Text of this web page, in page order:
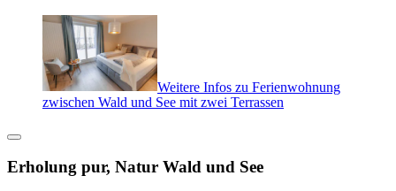
Weitere Infos zu Ferienwohnung
zwischen Wald und See mit zwei Terrassen
Erholung pur, Natur Wald und See